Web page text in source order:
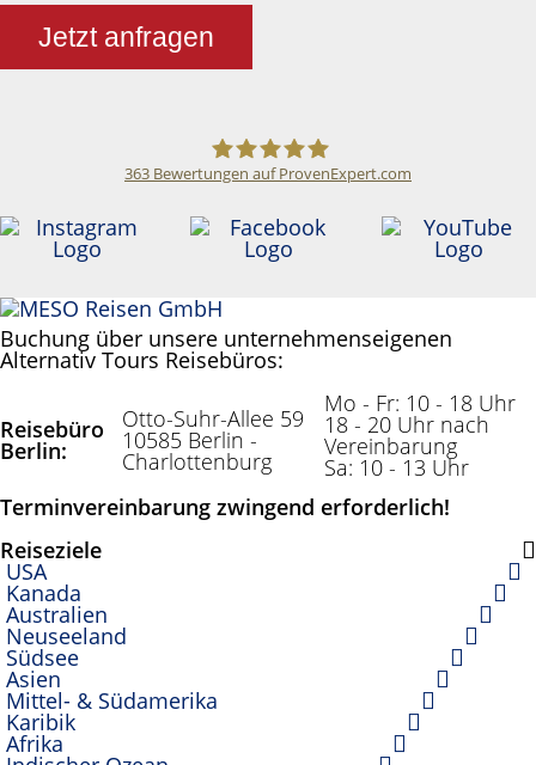
Jetzt anfragen
Meso Reisen
363 Bewertungen auf ProvenExpert.com
Buchung über unsere unternehmenseigenen
Alternativ Tours Reisebüros:
Reisebüro
Berlin:
Otto-Suhr-Allee 59
10585 Berlin -
Charlottenburg
Mo - Fr: 10 - 18 Uhr
18 - 20 Uhr nach
Vereinbarung
Sa: 10 - 13 Uhr
Terminvereinbarung zwingend erforderlich!
Reiseziele
USA
Kanada
Australien
Neuseeland
Südsee
Asien
Mittel- & Südamerika
Karibik
Afrika